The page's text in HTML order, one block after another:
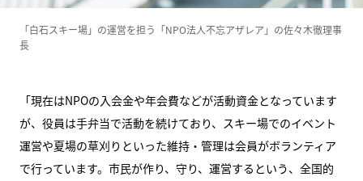
「白石スキー場」の運営を担う「NPO法人不忘アザレア」の佐々木徹理事
長
「現在はNPOの入会金や年会費などが活動資金となっています
が、役員は手弁当で活動を続けており、スキー場でのイベント
運営や夏場の草刈りといった維持・管理は会員がボランティア
で行っています。市民が作り、守り、運営するという、全国的